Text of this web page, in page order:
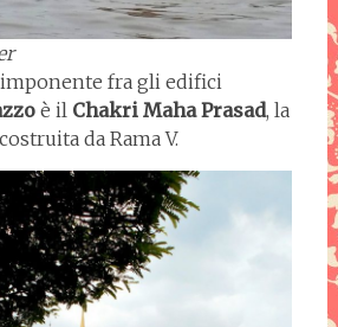
fra gli edifici
è il Chakri Maha Prasad, la
da Rama V.